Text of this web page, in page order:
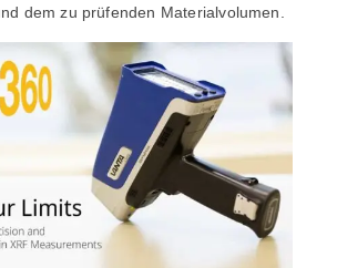
dem zu prüfenden Materialvolumen.